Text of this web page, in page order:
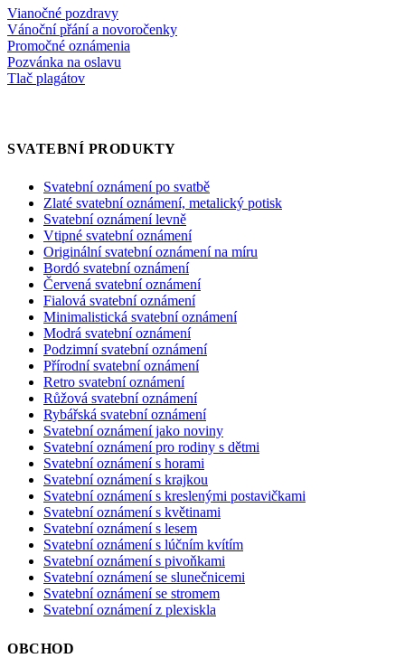
Vianočné pozdravy
Vánoční přání a novoročenky
Promočné oznámenia
Pozvánka na oslavu
Tlač plagátov
SVATEBNÍ PRODUKTY
Svatební oznámení po svatbě
Zlaté svatební oznámení, metalický potisk
Svatební oznámení levně
Vtipné svatební oznámení
Originální svatební oznámení na míru
Bordó svatební oznámení
Červená svatební oznámení
Fialová svatební oznámení
Minimalistická svatební oznámení
Modrá svatební oznámení
Podzimní svatební oznámení
Přírodní svatební oznámení
Retro svatební oznámení
Růžová svatební oznámení
Rybářská svatební oznámení
Svatební oznámení jako noviny
Svatební oznámení pro rodiny s dětmi
Svatební oznámení s horami
Svatební oznámení s krajkou
Svatební oznámení s kreslenými postavičkami
Svatební oznámení s květinami
Svatební oznámení s lesem
Svatební oznámení s lúčním kvítím
Svatební oznámení s pivoňkami
Svatební oznámení se slunečnicemi
Svatební oznámení se stromem
Svatební oznámení z plexiskla
OBCHOD